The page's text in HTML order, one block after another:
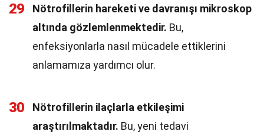
29
Nötrofillerin hareketi ve davranışı mikroskop
altında gözlemlenmektedir. Bu,
enfeksiyonlarla nasıl mücadele ettiklerini
anlamamıza yardımcı olur.
30
Nötrofillerin ilaçlarla etkileşimi
araştırılmaktadır. Bu, yeni tedavi